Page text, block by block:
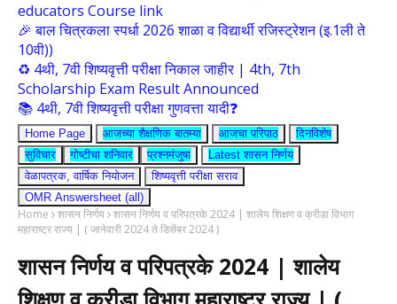
educators Course link
🎉 बाल चित्रकला स्पर्धा 2026 शाळा व विद्यार्थी रजिस्ट्रेशन (इ.1ली ते
10वी))
♻️ 4थी, 7वी शिष्यवृत्ती परीक्षा निकाल जाहीर | 4th, 7th
Scholarship Exam Result Announced
📚 4थी, 7वी शिष्यवृत्ती परीक्षा गुणवत्ता यादी❓
Home Page आजच्या शैक्षणिक बातम्या आजचा परिपाठ
दिनविशेष
सुविचार
गोष्टीचा शनिवार प्रश्नमंजुषा
Latest शासन निर्णय
वेळापत्रक, वार्षिक नियोजन
शिष्यवृत्ती परीक्षा सराव
OMR Answersheet (all)
Home शासन निर्णय शासन निर्णय व परिपत्रके 2024 | शालेय शिक्षण व क्रीडा विभाग
महाराष्ट्र राज्य | ( जानेवारी 2024 ते डिसेंबर 2024 )
शासन निर्णय व परिपत्रके 2024 | शालेय